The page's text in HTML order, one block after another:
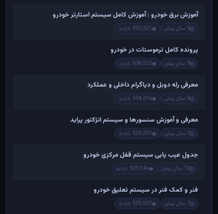
آموزش برق خودرو : آموزش کامل سیستم استارتر خودرو
5 سال پیش 550,321 بازدید
پرونده کامل ترموستات در خودرو
5 سال پیش 538,212 بازدید
معرفی رله دوبل و دیاگرام داخلی و عملکرد
5 سال پیش 534,216 بازدید
معرفی و آموزش سنسورها و سیستم انژکتور پراید
7 سال پیش 529,237 بازدید
جدول عیب یابی سیستم قفل مرکزی خودرو
10 سال پیش 523,146 بازدید
فنر و کمک فنر در سیستم تعلیق خودرو
7 سال پیش 520,537 بازدید